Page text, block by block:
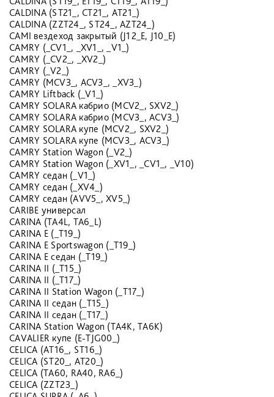
CALDINA (ST21_, CT21_, AT21_)
CALDINA (ZZT24_, ST24_, AZT24_)
CAMI вездеход закрытый (J12_E, J10_E)
CAMRY (_CV1_, _XV1_, _V1_)
CAMRY (_CV2_, _XV2_)
CAMRY (_V2_)
CAMRY (MCV3_, ACV3_, _XV3_)
CAMRY Liftback (_V1_)
CAMRY SOLARA кабрио (MCV2_, SXV2_)
CAMRY SOLARA кабрио (MCV3_, ACV3_)
CAMRY SOLARA купе (MCV2_, SXV2_)
CAMRY SOLARA купе (MCV3_, ACV3_)
CAMRY Station Wagon (_V2_)
CAMRY Station Wagon (_XV1_, _CV1_, _V10)
CAMRY седан (_V1_)
CAMRY седан (_XV4_)
CAMRY седан (AVV5_, XV5_)
CARIBE универсал
CARINA (TA4L, TA6_L)
CARINA E (_T19_)
CARINA E Sportswagon (_T19_)
CARINA E седан (_T19_)
CARINA II (_T15_)
CARINA II (_T17_)
CARINA II Station Wagon (_T17_)
CARINA II седан (_T15_)
CARINA II седан (_T17_)
CARINA Station Wagon (TA4K, TA6K)
CAVALIER купе (E-TJG00_)
CELICA (AT16_, ST16_)
CELICA (ST20_, AT20_)
CELICA (TA60, RA40, RA6_)
CELICA (ZZT23_)